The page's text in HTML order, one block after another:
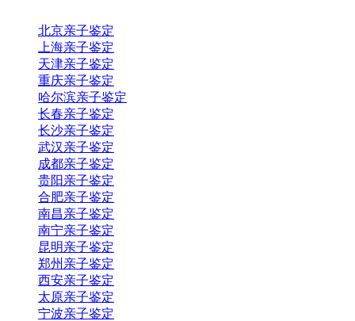
北京亲子鉴定
上海亲子鉴定
天津亲子鉴定
重庆亲子鉴定
哈尔滨亲子鉴定
长春亲子鉴定
长沙亲子鉴定
武汉亲子鉴定
成都亲子鉴定
贵阳亲子鉴定
合肥亲子鉴定
南昌亲子鉴定
南宁亲子鉴定
昆明亲子鉴定
郑州亲子鉴定
西安亲子鉴定
太原亲子鉴定
宁波亲子鉴定